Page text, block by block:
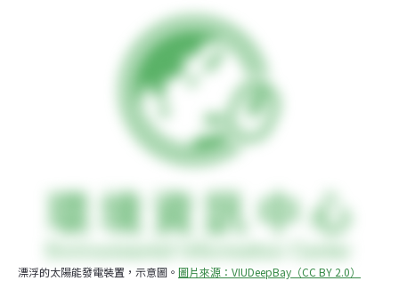
漂浮的太陽能發電裝置，示意圖。 圖片來源：VIUDeepBay（CC BY 2.0）